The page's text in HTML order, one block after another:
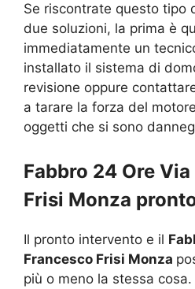
Se riscontrate questo tipo
due soluzioni, la prima è
immediatamente un
installato il sistema di
revisione oppure
a tarare la forza del
oggetti che si sono
Fabbro 24 Ore
Frisi Monza
Il pronto intervento e il
Francesco Frisi Monza
più o meno la stessa